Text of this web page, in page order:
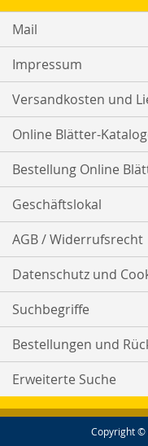
Mail
Impressum
Versandkosten und
Online Blätter-
Bestellung Online
Geschäftslokal
AGB / Widerrufsrecht
Datenschutz und
Suchbegriffe
Bestellungen und
Erweiterte Suche
Copyright ©